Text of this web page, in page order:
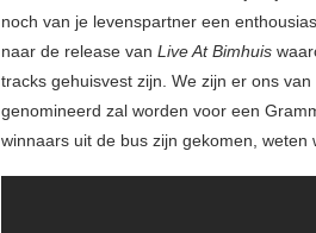
noch van je levenspartner een
naar de release van Live At Bimhuis
tracks gehuisvest zijn. We zijn er ons
genomineerd zal worden voor een
winnaars uit de bus zijn gekomen, weten